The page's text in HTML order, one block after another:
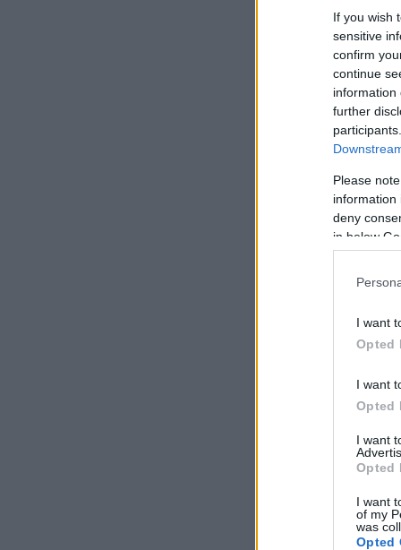
If you wish
sensitive
confirm
continue
information
further
Please
information
deny
in below
I want
Opted
I want
Opted
I want
Opted
I want
of my
was
Opted